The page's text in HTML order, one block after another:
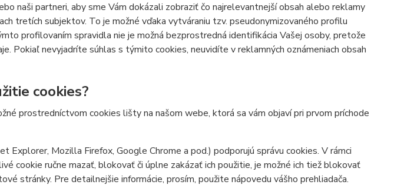
naši partneri, aby sme Vám dokázali zobraziť čo najrelevantnejší obsah alebo reklamy
tretích subjektov. To je možné vďaka vytváraniu tzv. pseudonymizovaného profilu
profilovaním spravidla nie je možná bezprostredná identifikácia Vašej osoby, pretože
Pokiaľ nevyjadríte súhlas s týmito cookies, neuvidíte v reklamných oznámeniach obsah
cookies?
prostredníctvom cookies lišty na našom webe, ktorá sa vám objaví pri prvom príchode
Explorer, Mozilla Firefox, Google Chrome a pod.) podporujú správu cookies. V rámci
cookie ručne mazať, blokovať či úplne zakázať ich použitie, je možné ich tiež blokovať
stránky. Pre detailnejšie informácie, prosím, použite nápovedu vášho prehliadača.